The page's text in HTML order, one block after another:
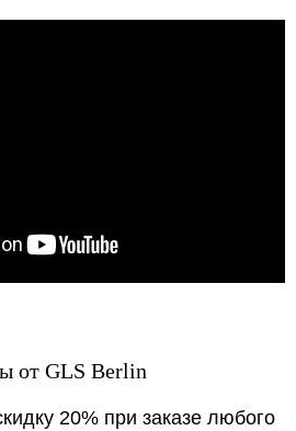
от GLS Berlin
20% при заказе любого